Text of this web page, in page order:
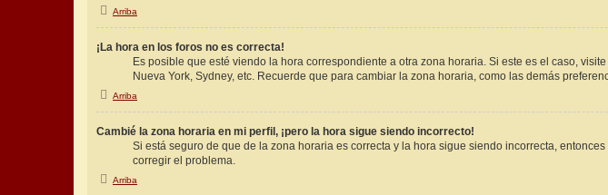
Arriba
¡La hora en los foros no es correcta!
Es posible que esté viendo la hora correspondiente a otra zona horaria. Si este es el caso,
Nueva York, Sydney, etc. Recuerde que para cambiar la zona horaria, como las demás
Arriba
Cambié la zona horaria en mi perfil, ¡pero la hora sigue siendo incorrecto!
Si está seguro de que de la zona horaria es correcta y la hora sigue siendo incorrecta,
corregir el problema.
Arriba